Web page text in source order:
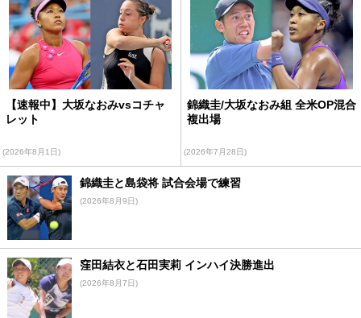
【速報中】大坂なおみvsコチャ
レット
(2026年8月1日)
錦織圭/大坂なおみ組 全米OP混合
複出場
(2026年7月28日)
錦織圭と島袋将 試合会場で練習
(2026年8月9日)
窪田結衣と石田実莉 インハイ決勝進出
(2026年8月7日)